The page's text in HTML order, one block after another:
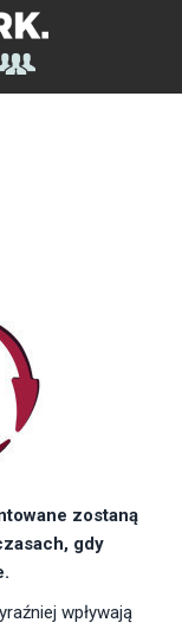
&
w branży.
zostaną
gdy
wpływają